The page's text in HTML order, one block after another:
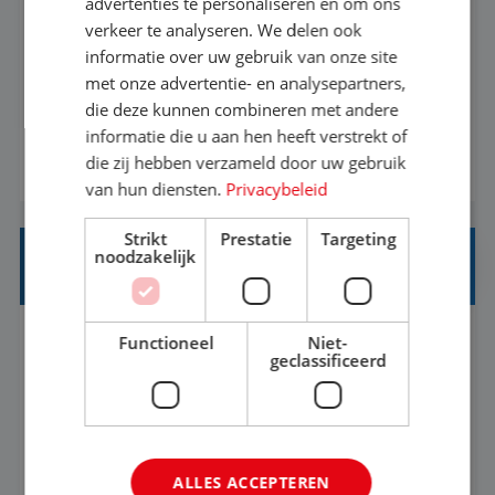
Met jouw ervaring in de reisbranche of
achtergrond in toerisme ben je klaar voor de
volgende stap. Vanaf je stoel reis je de hele
wereld over en speel je moeiteloos in op de
wensen van je team, je klant en wat er in de
reiswereld gebeurt. Met je enthousiasme weet je
klanten te overtuigen om die droomreis te
boeken! ...
BEKIJK VACATURE
REISADVISEUR JUNIOR
Bunschoten-Spakenburg, Utrecht, Nederland
MBO
achtergrond in toerisme ben je klaar voor de
verkeer te analyseren. We delen ook
informatie over uw gebruik van onze site
met onze advertentie- en analysepartners,
die deze kunnen combineren met andere
informatie die u aan hen heeft verstrekt of
die zij hebben verzameld door uw gebruik
van hun diensten. Privacybeleid
Strikt
noodzakelijk
Prestatie Targeting
Functioneel
Niet-
geclassificeerd
ALLES ACCEPTEREN